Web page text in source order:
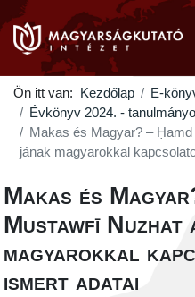
Ön itt van: Kezdőlap
E-
Évkönyv 2024. -
Makas és Magyar? –
jának magyarokkal
Makas és
Mustawfī
magyarokkal
ismert adatai